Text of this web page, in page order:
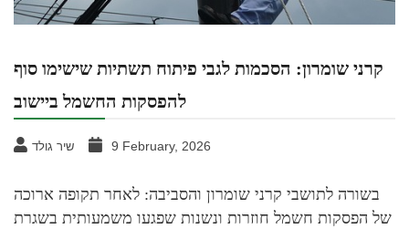
קרני שומרון: הסכמות לגבי פיתוח תשתיות שישימו סוף
להפסקות החשמל ביישוב
שיר גולד 9 February, 2026
בשורה לתושבי קרני שומרון והסביבה: לאחר תקופה ארוכה
של הפסקות חשמל חוזרות ונשנות שפגעו משמעותית בשגרת